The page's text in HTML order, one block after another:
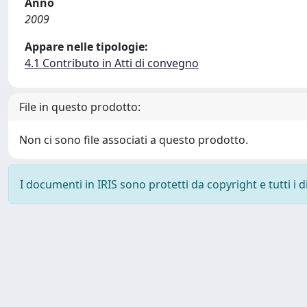
2009
Appare nelle tipologie:
4.1 Contributo in Atti di convegno
File in questo prodotto:
Non ci sono file associati a questo prodotto.
I documenti in IRIS sono protetti da copyright e tutti i